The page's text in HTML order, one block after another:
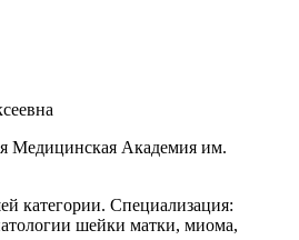
Медицинская Академия им.
категории. Специализация:
шейки матки, миома,